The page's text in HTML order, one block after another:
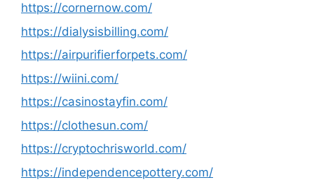
https://cornernow.com/
https://dialysisbilling.com/
https://airpurifierforpets.com/
https://wiini.com/
https://casinostayfin.com/
https://clothesun.com/
https://cryptochrisworld.com/
https://independencepottery.com/